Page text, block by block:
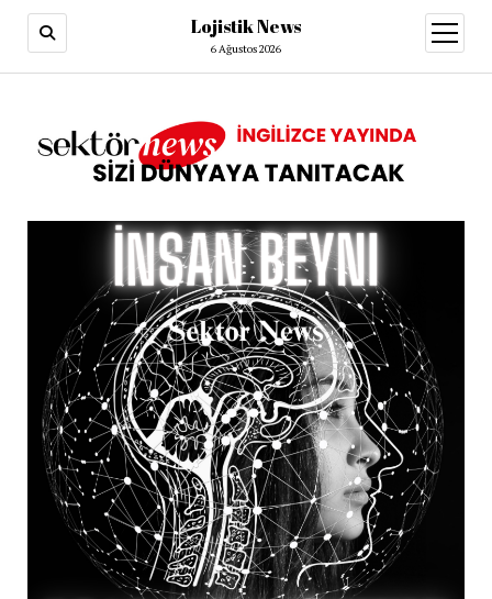
Lojistik News
6 Ağustos 2026
aç